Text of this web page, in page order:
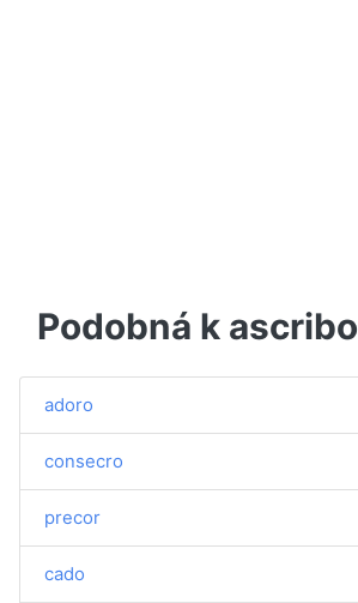
Podobná k ascribo
adoro
consecro
precor
cado